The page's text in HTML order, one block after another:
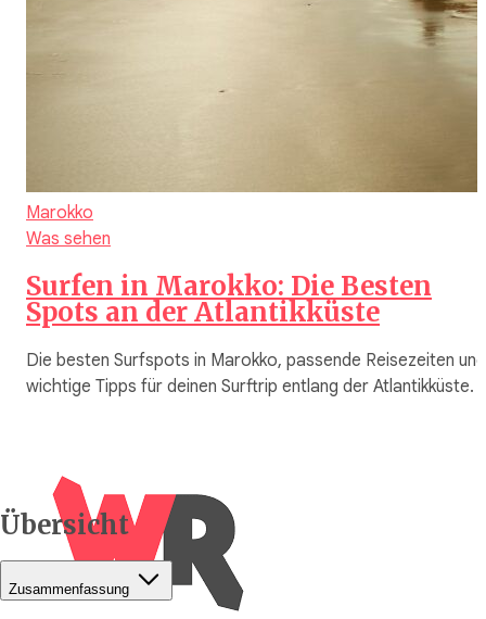
Übersicht
Zusammenfassung
Marokko
Was sehen
Surfen in Marokko: Die Besten
Spots an der Atlantikküste
Die besten Surfspots in Marokko, passende Reisezeiten und
wichtige Tipps für deinen Surftrip entlang der Atlantikküste.